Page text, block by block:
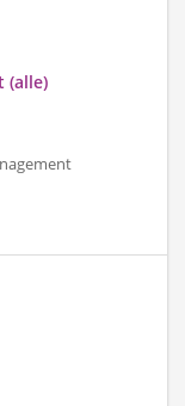
(alle)